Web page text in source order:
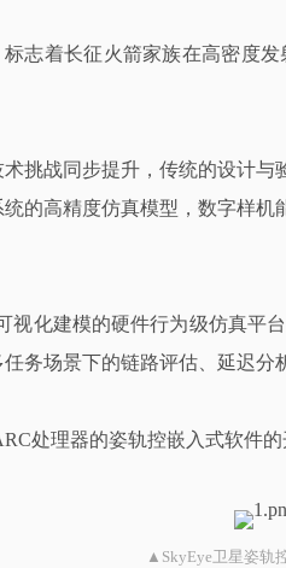
志着长征火箭家族在高密度
挑战同步提升，传统的设计
的高精度仿真模型，数字样
视化建模的硬件行为级仿真平
务场景下的链路评估、延迟
处理器的姿轨控嵌入式软
▲SkyEye卫星姿轨